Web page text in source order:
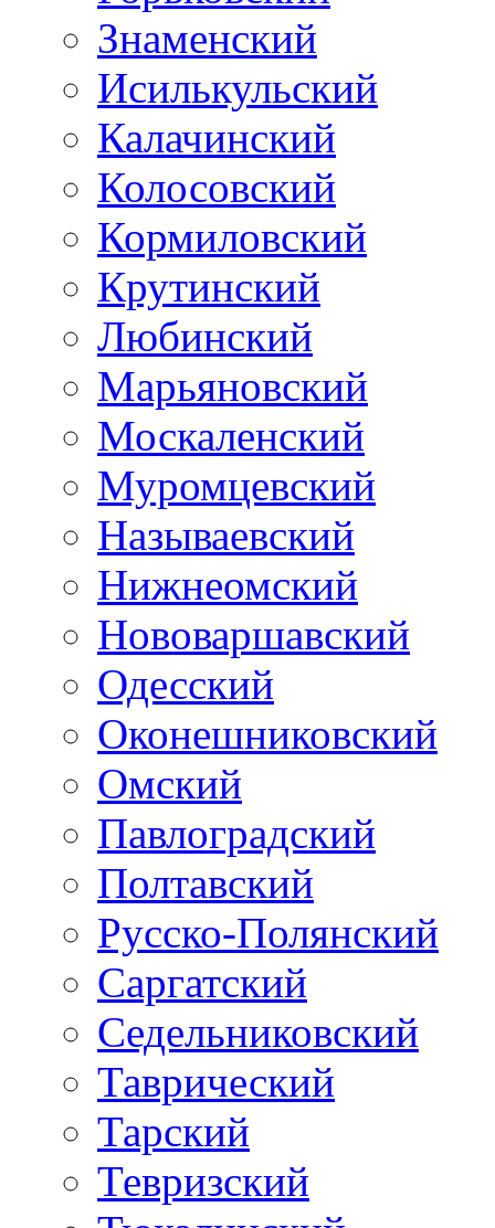
Знаменский
Исилькульский
Калачинский
Колосовский
Кормиловский
Крутинский
Любинский
Марьяновский
Москаленский
Муромцевский
Называевский
Нижнеомский
Нововаршавский
Одесский
Оконешниковский
Омский
Павлоградский
Полтавский
Русско-Полянский
Саргатский
Седельниковский
Таврический
Тарский
Тевризский